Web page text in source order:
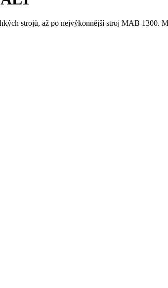
strojů, až po nejvýkonnější stroj MAB 1300.